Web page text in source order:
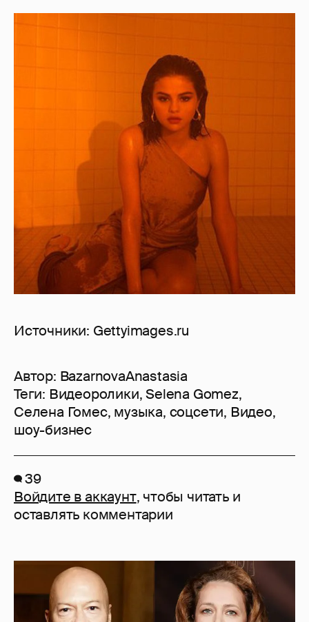
Источники: Gettyimages.ru
Автор: BazarnovaAnastasia
Теги: Видеоролики,Selena Gomez,
Селена Гомес, музыка, соцсети, Видео,
шоу-бизнес
39
Войдите в аккаунт, чтобы читать и
оставлять комментарии